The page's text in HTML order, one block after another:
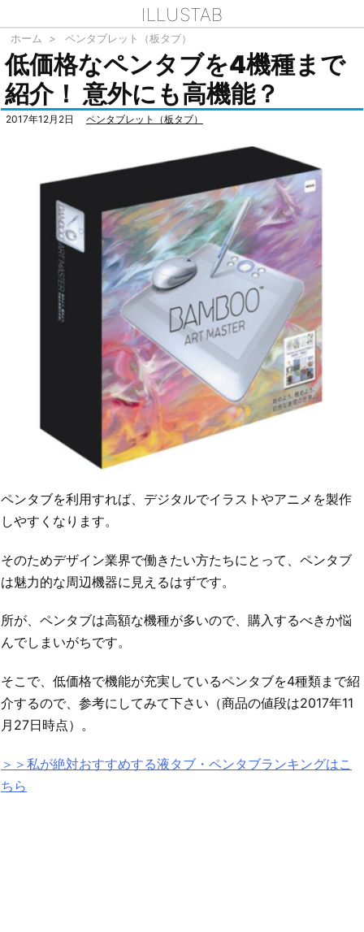
ILLUSTAB
ホーム > ペンタブレット（板タブ）
低価格なペンタブを4機種まで
紹介！ 意外にも高機能？
2017年12月2日 ペンタブレット（板タブ）
ペンタブを利用すれば、デジタルでイラストやアニメを製作
しやすくなります。
そのためデザイン業界で働きたい方たちにとって、ペンタブ
は魅力的な周辺機器に見えるはずです。
所が、ペンタブは高額な機種が多いので、購入するべきか悩
んでしまいがちです。
そこで、低価格で機能が充実しているペンタブを4種類まで紹
介するので、参考にしてみて下さい（商品の値段は2017年11
月27日時点）。
＞＞私が絶対おすすめする液タブ・ペンタブランキングはこ
ちら